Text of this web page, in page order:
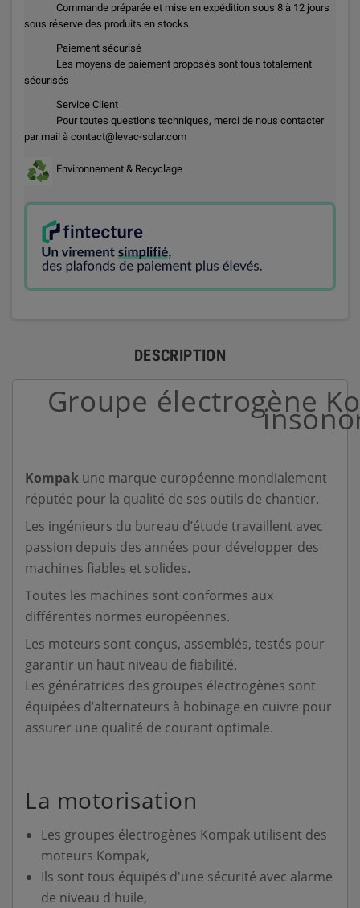
Commande préparée et mise en expédition sous 8 à 12 jours
sous réserve des produits en stocks
Paiement sécurisé
Les moyens de paiement proposés sont tous totalement
sécurisés
Service Client
Pour toutes questions techniques, merci de nous contacter
par mail à contact@levac-solar.com
Environnement & Recyclage
DESCRIPTION
Groupe électrogène
Kompak une marque européenne mondialement
réputée pour la qualité de ses outils de chantier.
Les ingénieurs du bureau d’étude travaillent avec
passion depuis des années pour développer des
machines fiables et solides.
Toutes les machines sont conformes aux
différentes normes européennes.
Les moteurs sont conçus, assemblés, testés pour
garantir un haut niveau de fiabilité.
Les génératrices des groupes électrogènes sont
équipées d’alternateurs à bobinage en cuivre pour
assurer une qualité de courant optimale.
La motorisation
Les groupes électrogènes Kompak utilisent des
moteurs Kompak,
Ils sont tous équipés d'une sécurité avec alarme
de niveau d'huile,